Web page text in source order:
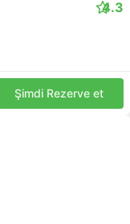
4.3
Şimdi Rezerve et